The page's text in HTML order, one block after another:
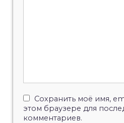
Сохранить моё имя,
этом браузере для
комментариев.